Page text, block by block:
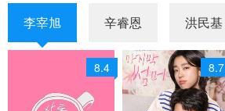
李宰旭 辛睿恩 洪民基
8.4 8.7